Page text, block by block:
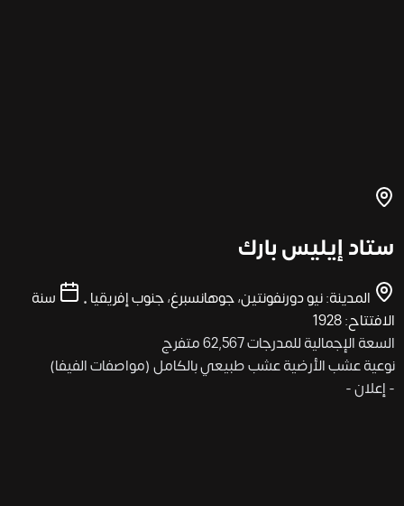
ستاد إيليس بارك
المدينة: نيو دورنفونتين، جوهانسبرغ، جنوب إفريقيا•
سنة
الافتتاح: 1928
السعة الإجمالية للمدرجات62,567 متفرج
نوعية عشب الأرضيةعشب طبيعي بالكامل (مواصفات الفيفا)
- إعلان -